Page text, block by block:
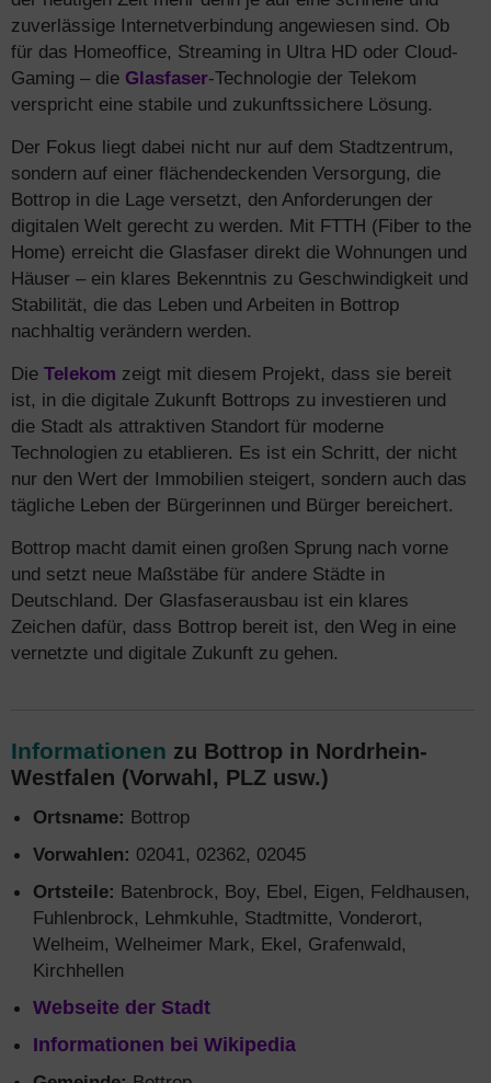
zuverlässige Internetverbindung angewiesen sind. Ob
für das Homeoffice, Streaming in Ultra HD oder Cloud-
Gaming – die Glasfaser-Technologie der Telekom
verspricht eine stabile und zukunftssichere Lösung.
Der Fokus liegt dabei nicht nur auf dem Stadtzentrum,
sondern auf einer flächendeckenden Versorgung, die
Bottrop in die Lage versetzt, den Anforderungen der
digitalen Welt gerecht zu werden. Mit FTTH (Fiber to the
Home) erreicht die Glasfaser direkt die Wohnungen und
Häuser – ein klares Bekenntnis zu Geschwindigkeit und
Stabilität, die das Leben und Arbeiten in Bottrop
nachhaltig verändern werden.
Die Telekom zeigt mit diesem Projekt, dass sie bereit
ist, in die digitale Zukunft Bottrops zu investieren und
die Stadt als attraktiven Standort für moderne
Technologien zu etablieren. Es ist ein Schritt, der nicht
nur den Wert der Immobilien steigert, sondern auch das
tägliche Leben der Bürgerinnen und Bürger bereichert.
Bottrop macht damit einen großen Sprung nach vorne
und setzt neue Maßstäbe für andere Städte in
Deutschland. Der Glasfaserausbau ist ein klares
Zeichen dafür, dass Bottrop bereit ist, den Weg in eine
vernetzte und digitale Zukunft zu gehen.
Informationen zu Bottrop in Nordrhein-
Westfalen (Vorwahl, PLZ usw.)
Ortsname: Bottrop
Vorwahlen: 02041, 02362, 02045
Ortsteile: Batenbrock, Boy, Ebel, Eigen, Feldhausen,
Fuhlenbrock, Lehmkuhle, Stadtmitte, Vonderort,
Welheim, Welheimer Mark, Ekel, Grafenwald,
Kirchhellen
Webseite der Stadt
Informationen bei Wikipedia